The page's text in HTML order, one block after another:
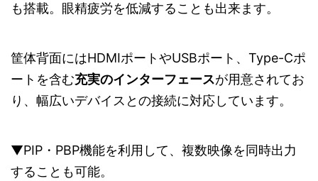
も搭載。眼精疲労を低減することも出来ます。
筐体背面にはHDMIポートやUSBポート、Type-Cポ
ートを含む充実のインターフェースが用意されてお
り、幅広いデバイスとの接続に対応しています。
▼PIP・PBP機能を利用して、複数映像を同時出力
することも可能。